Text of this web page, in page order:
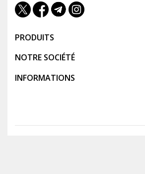
PRODUITS
NOTRE SOCIÉTÉ
INFORMATIONS